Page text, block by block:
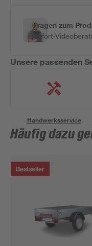
Fragen zum
Sofort-
Unsere passenden
Handwerksservice
Häufig dazu
Bestseller